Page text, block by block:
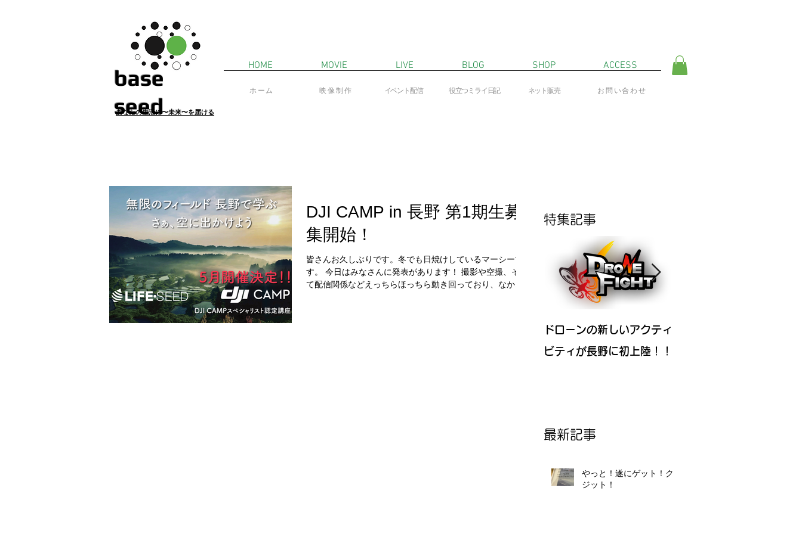
​base
seed
あなたの生活に〜未来〜を届ける
HOME MOVIE LIVE BLOG SHOP ACCESS
ホーム ​イベント配信 役立つミライ日記
映像制作 ​ネット販売 お問い合わせ
DJI CAMP in 長野 第1期生募
集開始！
皆さんお久しぶりです。冬でも日焼けしているマーシーで
す。 今日はみなさんに発表があります！ 撮影や空撮、そし
て配信関係などえっちらほっちら動き回っており、なかな
特集記事
ドローンの新しいアクティ
ビティが長野に初上陸！！
最新記事
やっと！遂にゲット！クレ
ジット！